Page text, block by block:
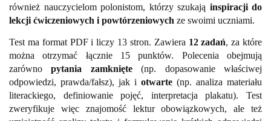
również nauczycielom polonistom, którzy szukają inspiracji do
lekcji ćwiczeniowych i powtórzeniowych ze swoimi uczniami.
Test ma format PDF i liczy 13 stron. Zawiera 12 zadań, za które
można otrzymać łącznie 15 punktów. Polecenia obejmują
zarównopytania zamknięte(np. dopasowanie właściwej
odpowiedzi, prawda/fałsz), jak i otwarte (np. analiza materiału
literackiego, definiowanie pojęć, interpretacja plakatu). Test
zweryfikuje więc znajomość lektur obowiązkowych, ale też